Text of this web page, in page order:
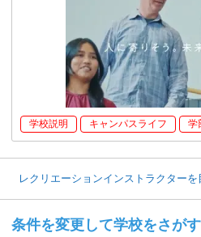
学校説明 キャンパスライフ 学
レクリエーションインストラクター
条件を変更して学校をさがす